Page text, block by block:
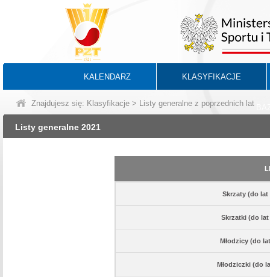
KALENDARZ KLASYFIKACJE
Znajdujesz się: Klasyfikacje > Listy generalne z poprzednich lat
Listy generalne 2021
Skrzaty (do lat
Skrzatki (do lat
Młodzicy (do
Młodziczki (do